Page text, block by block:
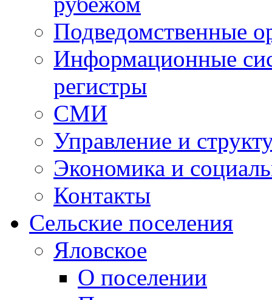
Подведомственные
Информационные
регистры
СМИ
Управление и
Экономика и
Контакты
Сельские поселения
Яловское
О поселении